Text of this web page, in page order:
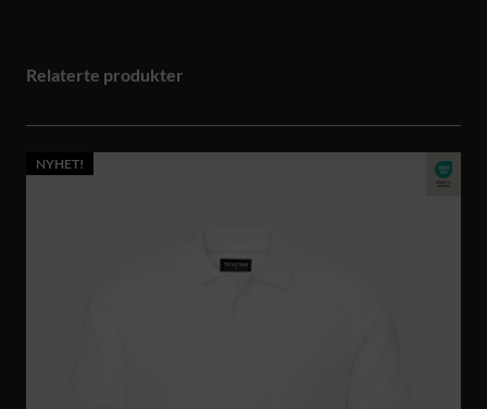
Relaterte produkter
NYHET!